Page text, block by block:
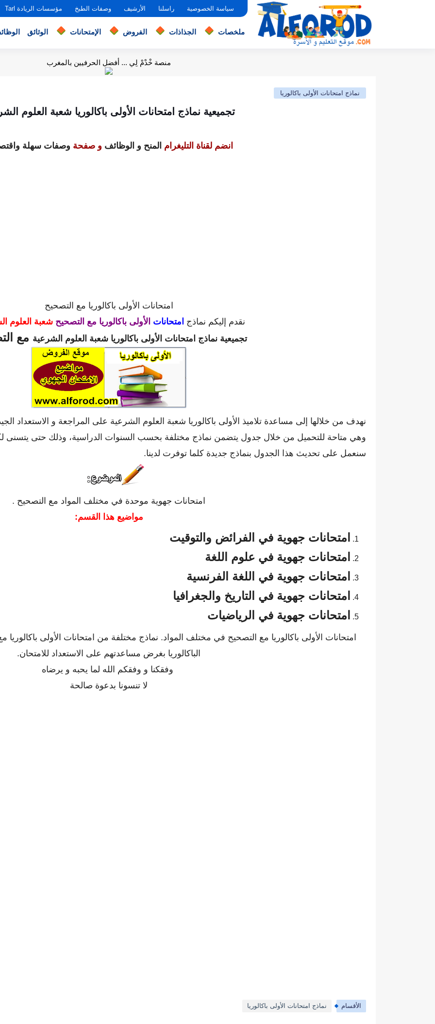
سياسة الخصوصية راسلنا الأرشيف وصفات الطبخ مؤسسات الريادة Tarl
ملخصات الجذاذات الفروض الإمتحانات الوثائق
منصة خْدْمْ لِي ... أفضل الحرفيين بالمغرب
نماذج امتحانات الأولى باكالوريا
تجميعية نماذج امتحانات الأولى باكالوريا شعبة العلوم
انضم لقناة التليغرام المنح و الوظائف و صفحة وصفات سهلة
امتحانات الأولى باكالوريا مع التصحيح
نقدم إليكم نماذج امتحانات الأولى باكالوريا مع التصحيح شعبة العلوم
تجميعية نماذج امتحانات الأولى باكالوريا شعبة العلوم الشرعية مع
نهدف من خلالها إلى مساعدة تلاميذ الأولى باكالوريا شعبة العلوم الشرعية على المراجعة و الاستعداد
وهي متاحة للتحميل من خلال جدول يتضمن نماذج مختلفة بحسب السنوات الدراسية، وذلك حتى يتسنى
سنعمل على تحديث هذا الجدول بنماذج جديدة كلما توفرت لدينا.
امتحانات جهوية موحدة في مختلف المواد مع التصحيح .
مواضيع هذا القسم:
امتحانات جهوية في الفرائض والتوقيت
امتحانات جهوية في علوم اللغة
امتحانات جهوية في اللغة الفرنسية
امتحانات جهوية في التاريخ والجغرافيا
امتحانات جهوية في الرياضيات
امتحانات الأولى باكالوريا مع التصحيح في مختلف المواد. نماذج مختلفة من امتحانات الأولى
الباكالوريا بغرض مساعدتهم على الاستعداد للامتحان.
وفقكنا و وفقكم الله لما يحبه و يرضاه
لا تنسونا بدعوة صالحة
الأقسام نماذج امتحانات الأولى باكالوريا